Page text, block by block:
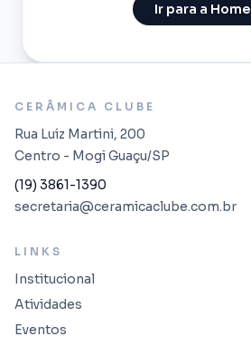
Ir para a Home
CERÂMICA CLUBE
Rua Luiz Martini, 200
Centro - Mogi Guaçu/SP
(19) 3861-1390
secretaria@ceramicaclube.com.br
LINKS
Institucional
Atividades
Eventos